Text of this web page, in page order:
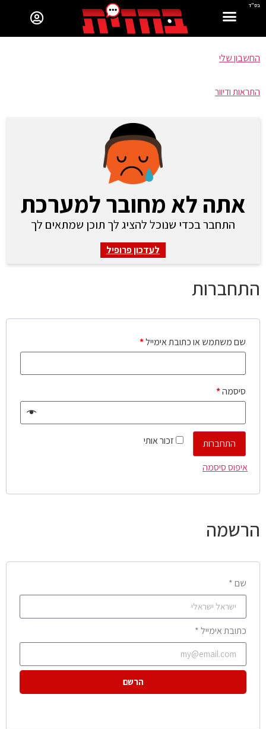
בס"ד
החשבון שלי
התראות ודיוור
אתה לא מחובר למערכת
התחבר בכדי שנוכל להציג לך תוכן שמתאים לך
לעדכון פרופיל
התחברות
שם משתמש או כתובת אימייל*
סיסמה*
זכור אותי
התחברות
איפוס סיסמה
הרשמה
שם *
כתובת אימייל *
הרשם